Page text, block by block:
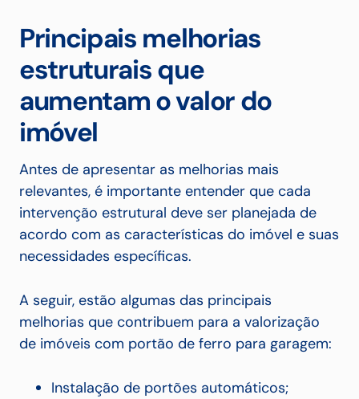
Principais melhorias
estruturais que
aumentam o valor do
imóvel
Antes de apresentar as melhorias mais
relevantes, é importante entender que cada
intervenção estrutural deve ser planejada de
acordo com as características do imóvel e suas
necessidades específicas.
A seguir, estão algumas das principais
melhorias que contribuem para a valorização
de imóveis com portão de ferro para garagem:
Instalação de portões automáticos;